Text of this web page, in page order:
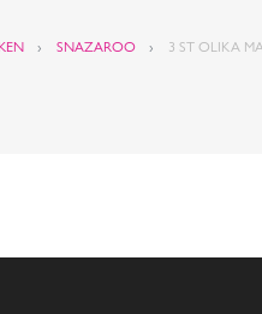
SNAZAROO 3 ST OLIKA